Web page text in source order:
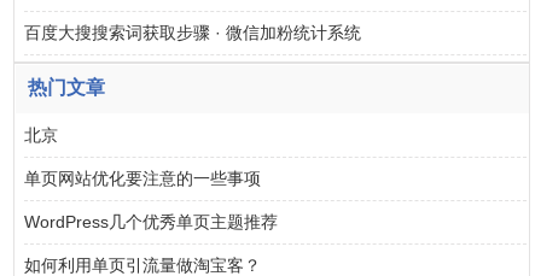
百度大搜搜索词获取步骤 · 微信加粉统计系统
热门文章
北京
单页网站优化要注意的一些事项
WordPress几个优秀单页主题推荐
如何利用单页引流量做淘宝客？